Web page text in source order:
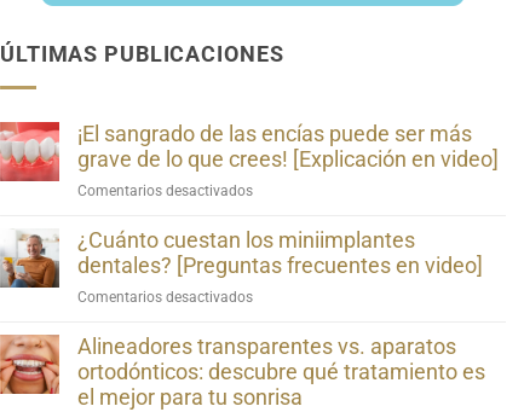
ÚLTIMAS PUBLICACIONES
¡El sangrado de las encías puede ser más
grave de lo que crees! [Explicación en video]
Comentarios desactivadosen
Gums
May
More
Than
You
Think!
¿Cuánto cuestan los miniimplantes
dentales? [Preguntas frecuentes en video]
Comentarios desactivadosen
Much
Do
Mini
Alineadores transparentes vs. aparatos
ortodónticos: descubre qué tratamiento es
el mejor para tu sonrisa